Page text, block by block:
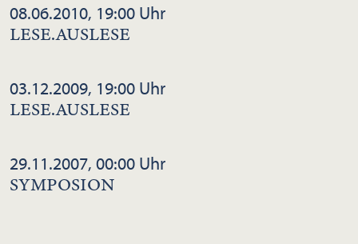
08.06.2010, 19:00 Uhr
LESE.AUSLESE
03.12.2009, 19:00 Uhr
LESE.AUSLESE
29.11.2007, 00:00 Uhr
SYMPOSION